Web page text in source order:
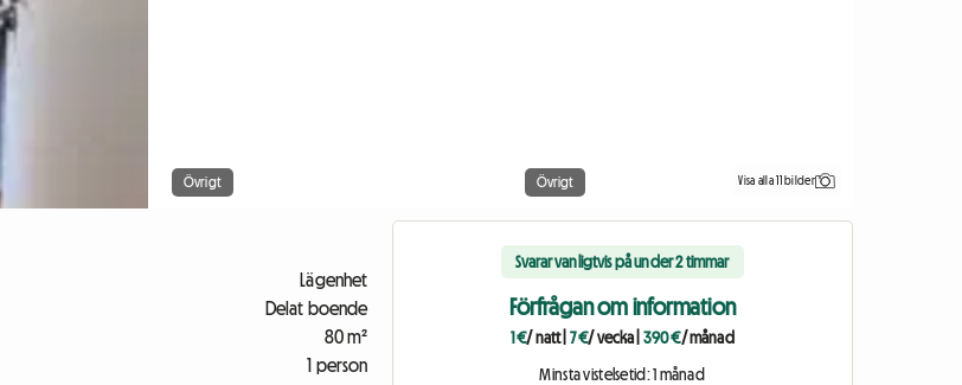
Övrigt Övrigt Visa alla 11 bilder
Lägenhet
Delat boende
80 m²
1 person
Svarar vanligtvis på under 2 timmar
Förfrågan om information
1 €/ natt| 7 €/ vecka 390 €/ månad
Minsta vistelsetid: 1 månad